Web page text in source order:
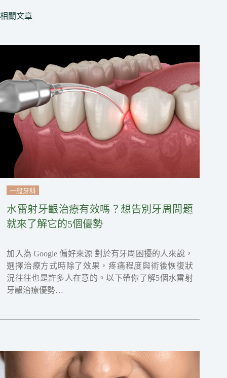
相關文章
一般牙科
水雷射牙齦治療有效嗎？想告別牙周問題
就來了解它的5個優勢
加入為 Google 偏好來源 對於有牙周困擾的人來說，
選擇治療方式時除了效果，疼痛程度與術後恢復狀
況往往也是許多人在意的。以下帶你了解5個水雷射
牙齦治療優勢…